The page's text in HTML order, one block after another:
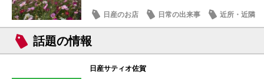
日産のお店 日常の出来事 近所・近隣
話題の情報
日産サティオ佐賀